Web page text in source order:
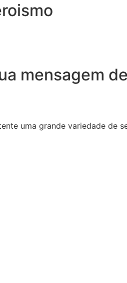
mensagem
uma grande variedade de